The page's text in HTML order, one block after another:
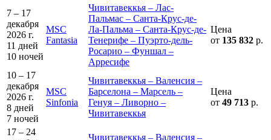
7 – 17
декабря
2026 г.
11 дней
10 ночей
MSC
Fantasia
Чивитавеккья – Лас-
Пальмас – Санта-Крус-де-
Ла-Пальма – Санта-Крус-де-
Тенерифе – Пуэрто-дель-
Росарио – Фуншал –
Арресифе
Цена
от 135 832 р.
10 – 17
декабря
2026 г.
8 дней
7 ночей
MSC
Sinfonia
Чивитавеккья – Валенсия –
Барселона – Марсель –
Генуя – Ливорно –
Чивитавеккья
Цена
от 49 713 р.
17 – 24
Чивитавеккья – Валенсия –